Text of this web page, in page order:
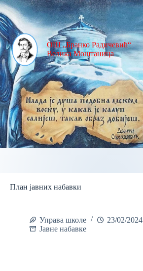
ОШ „Бранко Радичевић“
Велика Моштаница
План јавних набавки
Управа школе
23/02/2024
Јавне набавке